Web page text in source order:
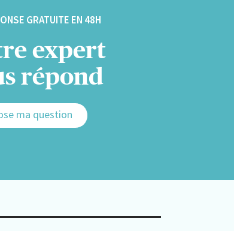
GRATUITE EN 48H
expert
répond
ma question